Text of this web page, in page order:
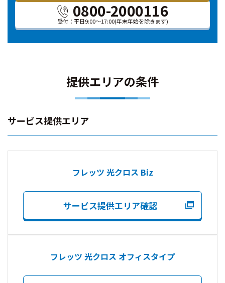
0800-2000116
受付：平日9:00～17:00(年末年始を除きます)
提供エリアの条件
サービス提供エリア
フレッツ 光クロス Biz
サービス提供エリア確認
フレッツ 光クロス オフィスタイプ